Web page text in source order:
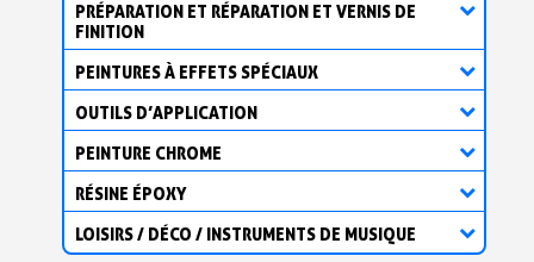
PRÉPARATION ET RÉPARATION ET VERNIS DE
FINITION
PEINTURES À EFFETS SPÉCIAUX
OUTILS D’APPLICATION
PEINTURE CHROME
RÉSINE ÉPOXY
LOISIRS / DÉCO / INSTRUMENTS DE MUSIQUE